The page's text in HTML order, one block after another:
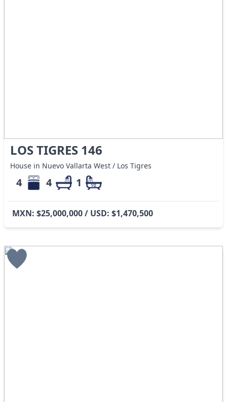
LOS TIGRES 146
House in Nuevo Vallarta West / Los Tigres
4 4 1
MXN: $25,000,000 / USD: $1,470,500